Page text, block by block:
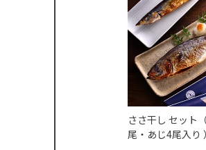
ささ干し セット
尾・あじ4尾入り